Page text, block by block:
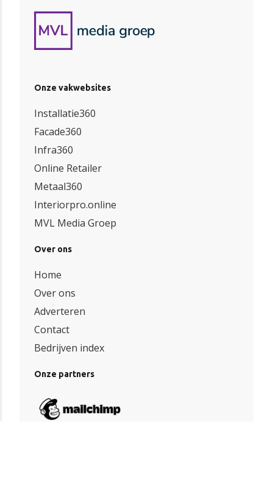
Onze vakwebsites
Installatie360
Facade360
Infra360
Online Retailer
Metaal360
Interiorpro.online
MVL Media Groep
Over ons
Home
Over ons
Adverteren
Contact
Bedrijven index
Onze partners